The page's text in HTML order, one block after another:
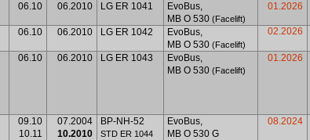
06.10 06.2010 LG ER 1041
EvoBus,
MB O 530(Facelift)
01.2026
06.10 06.2010 LG ER 1042
EvoBus,
MB O 530(Facelift)
02.2026
06.10 06.2010 LG ER 1043
EvoBus,
MB O 530(Facelift)
01.2026
09.10
10.11
07.2004
10.2010
BP-NH-52
STD ER 1044
EvoBus,
MB O 530 G
08.2024